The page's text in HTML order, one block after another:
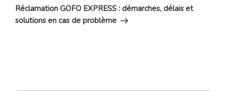
suivant
Réclamation GOFO EXPRESS : démarches, délais et
solutions en cas de problème